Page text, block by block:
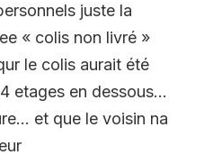
juste la
« colis non livré »
le colis aurait été
etages en dessous…
et que le voisin na